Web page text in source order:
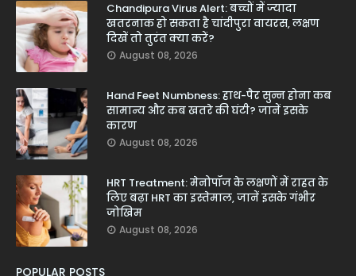
Chandipura Virus Alert: बच्चों में ज्यादा
खतरनाक हो सकता है चांदीपुरा वायरस, लक्षण
दिखें तो तुरंत क्या करें?
August 08, 2026
Hand Feet Numbness: हाथ-पैर सुन्न होना कब
सामान्य और कब खतरे की घंटी? जानें इसके
कारण
August 08, 2026
HRT Treatment: मेनोपॉज के लक्षणों में राहत के
लिए बढ़ा HRT का इस्तेमाल, जानें इसके गंभीर
जोखिम
August 08, 2026
POPULAR POSTS